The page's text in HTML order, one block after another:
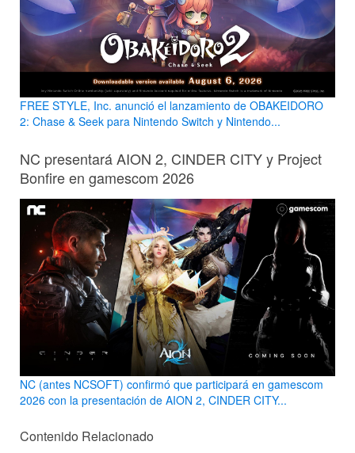
FREE STYLE, Inc. anunció el lanzamiento de OBAKEIDORO
2: Chase & Seek para Nintendo Switch y Nintendo...
NC presentará AION 2, CINDER CITY y Project
Bonfire en gamescom 2026
NC (antes NCSOFT) confirmó que participará en gamescom
2026 con la presentación de AION 2, CINDER CITY...
Contenido Relacionado